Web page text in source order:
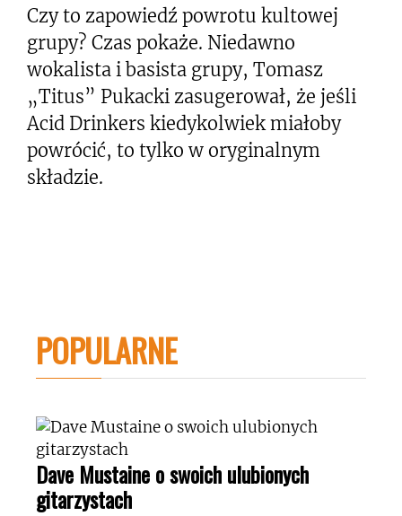
Czy to zapowiedź powrotu kultowej
grupy? Czas pokaże. Niedawno
wokalista i basista grupy, Tomasz
„Titus” Pukacki zasugerował, że jeśli
Acid Drinkers kiedykolwiek miałoby
powrócić, to tylko w oryginalnym
składzie.
POPULARNE
Dave Mustaine o swoich ulubionych
gitarzystach